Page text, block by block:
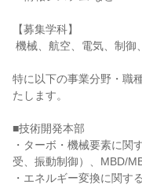
【募集学科】
特に以下の事業分野・職
たします。
■技術開発本部
・ターボ・機械要素に関
受、振動制御）、MBD/
・エネルギー変換に関す